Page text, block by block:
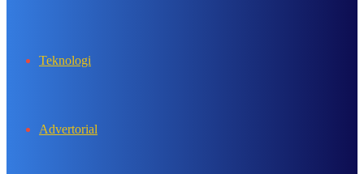
Teknologi
Advertorial